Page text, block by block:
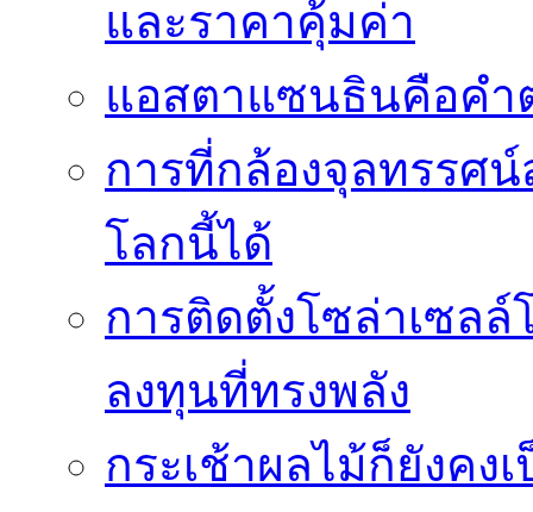
และราคาคุ้มค่า
แอสตาแซนธินคือค
การที่กล้องจุลทรรศ
โลกนี้ได้
การติดตั้งโซล่าเซลล์
ลงทุนที่ทรงพลัง
กระเช้าผลไม้ก็ยังคง